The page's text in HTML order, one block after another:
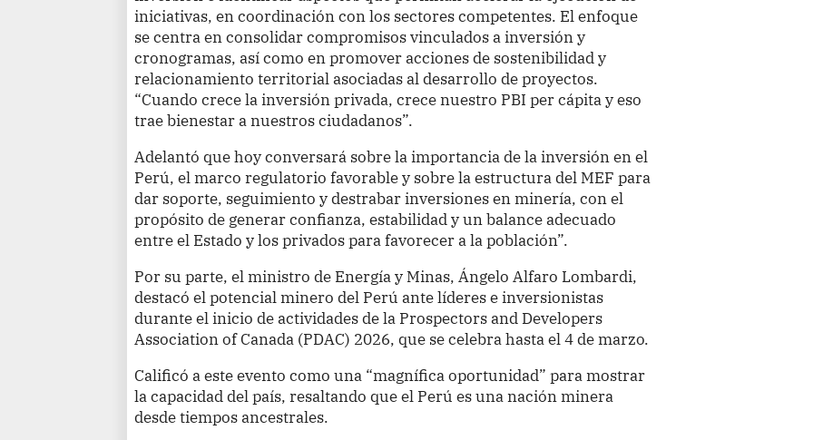
iniciativas, en coordinación con los sectores competentes. El enfoque
se centra en consolidar compromisos vinculados a inversión y
cronogramas, así como en promover acciones de sostenibilidad y
relacionamiento territorial asociadas al desarrollo de proyectos.
“Cuando crece la inversión privada, crece nuestro PBI per cápita y eso
trae bienestar a nuestros ciudadanos”.
Adelantó que hoy conversará sobre la importancia de la inversión en el
Perú, el marco regulatorio favorable y sobre la estructura del MEF para
dar soporte, seguimiento y destrabar inversiones en minería, con el
propósito de generar confianza, estabilidad y un balance adecuado
entre el Estado y los privados para favorecer a la población”.
Por su parte, el ministro de Energía y Minas, Ángelo Alfaro Lombardi,
destacó el potencial minero del Perú ante líderes e inversionistas
durante el inicio de actividades de la Prospectors and Developers
Association of Canada (PDAC) 2026, que se celebra hasta el 4 de marzo.
Calificó a este evento como una “magnífica oportunidad” para mostrar
la capacidad del país, resaltando que el Perú es una nación minera
desde tiempos ancestrales.